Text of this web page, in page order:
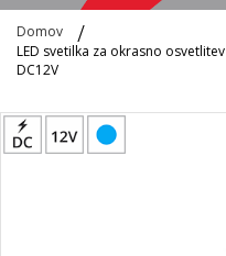
Domov
LED svetilka za okrasno
DC12V
Preskoči
na